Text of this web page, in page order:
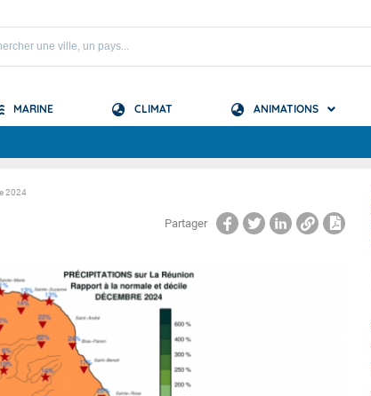
MARINE CLIMAT ANIMATIONS
2024
Partager